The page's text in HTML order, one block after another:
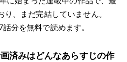
、まだ完結していません。
分を無料で読めます。
済みはどんなあらすじの作